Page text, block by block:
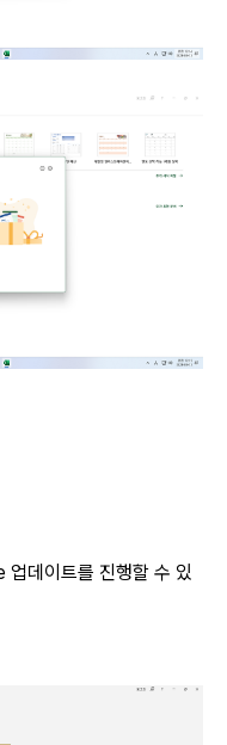
데이트를 진행할 수 있